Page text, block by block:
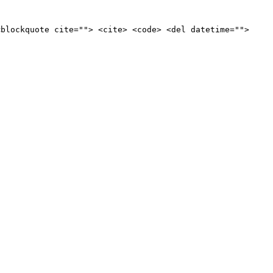
cite=""> <cite> <code> <del datetime="">